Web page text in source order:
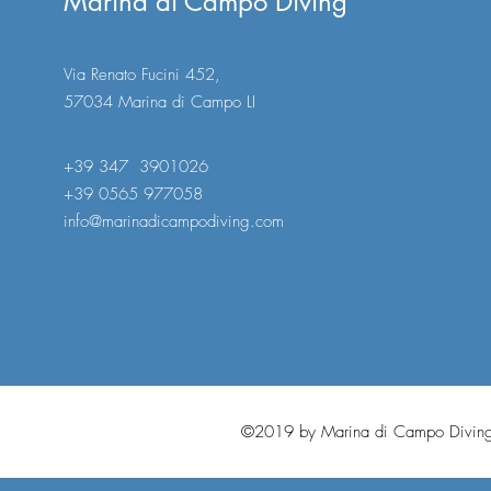
Via Renato Fucini 452,
57034 Marina di Campo LI
+39 347 3901026
+39 0565 977058
info@marinadicampodiving.com
©2019 by Marina di Campo